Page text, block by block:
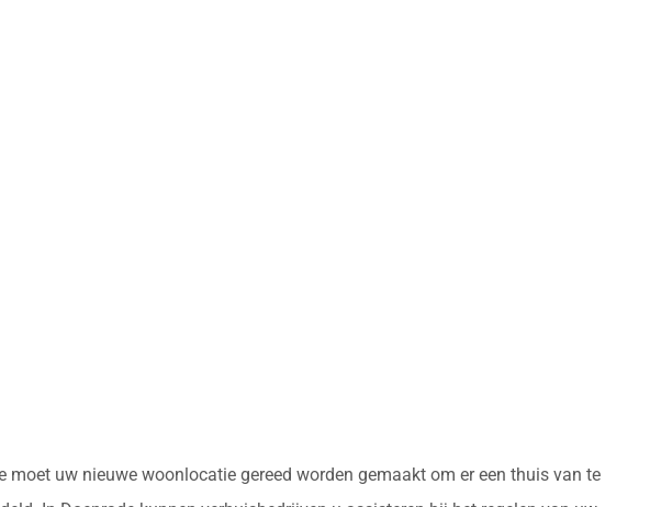
uw nieuwe woonlocatie gereed worden gemaakt om er een thuis van te